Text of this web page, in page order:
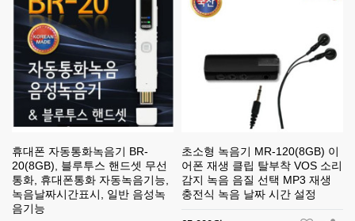
휴대폰 자동통화녹음기 BR-
20(8GB), 블루투스 핸드셋 무선
통화, 휴대폰통화 자동녹음기능,
녹음날짜시간표시, 일반 음성녹
음기능
초소형 녹음기 MR-120(8GB) 이
어폰 재생 클립 탈부착 VOS 소리
감지 녹음 음질 선택 MP3 재생
충전식 녹음 날짜 시간 설정